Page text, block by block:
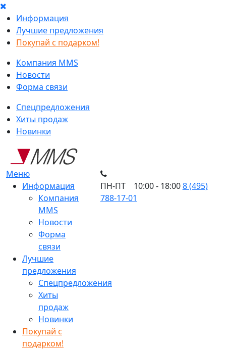
Информация
Лучшие предложения
Покупай с подарком!
Компания MMS
Новости
Форма связи
Спецпредложения
Хиты продаж
Новинки
Меню
Информация
Компания
MMS
Новости
Форма
связи
Лучшие
предложения
Спецпредложения
Хиты
продаж
Новинки
Покупай с
подарком!
ПН-ПТ 10:00 - 18:008 (495)
788-17-01